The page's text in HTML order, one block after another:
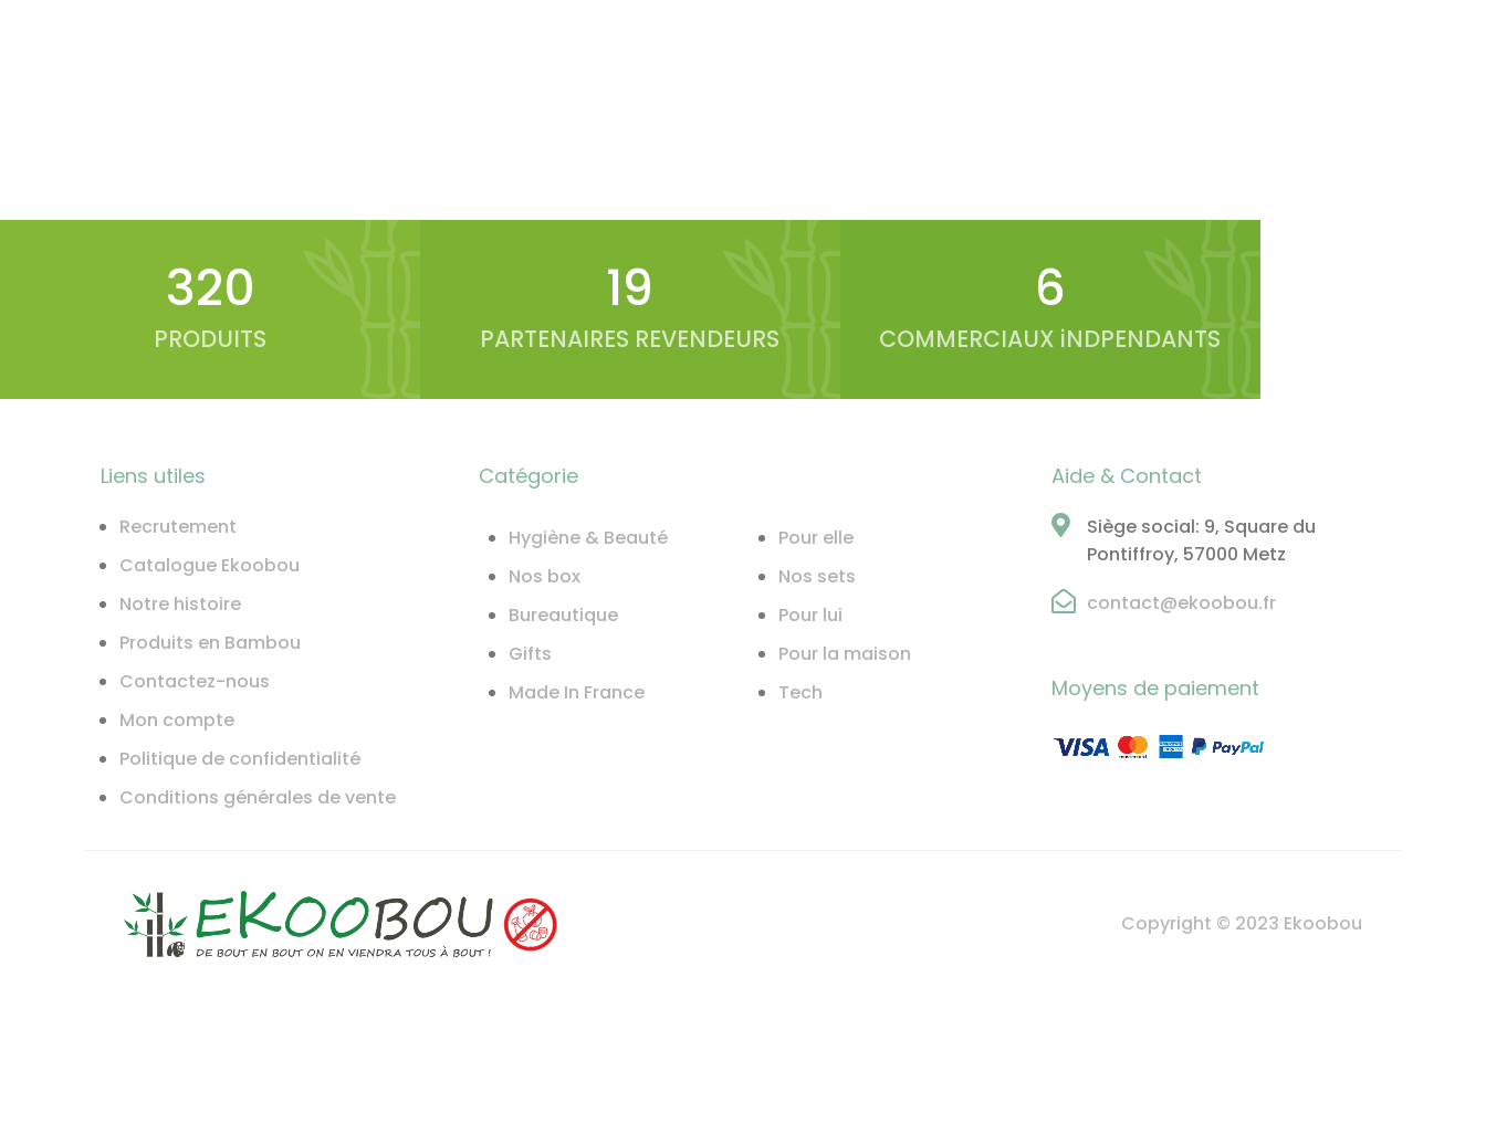
350
PRODUITS
20
PARTENAIRES REVENDEURS
6
COMMERCIAUX iNDPENDANTS
Liens utiles
Recrutement
Catalogue Ekoobou
Notre histoire
Produits en Bambou
Contactez-nous
Mon compte
Politique de confidentialité
Conditions générales de vente
Catégorie
Hygiène & Beauté
Nos box
Bureautique
Gifts
Made In France
Pour elle
Nos sets
Pour lui
Pour la maison
Tech
Aide & Contact
Siège social: 9, Square du
Pontiffroy, 57000 Metz
contact@ekoobou.fr
Moyens de paiement
Copyright © 2023 Ekoobou